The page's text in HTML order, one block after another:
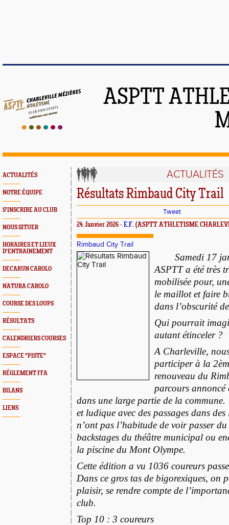
ASPTT
ACTUALITÉS
NOTRE ÉQUIPE
S'INSCRIRE AU CLUB
NOUS SITUER
HORAIRES ET LIEUX
D'ENTRAINEMENT
DECARUN CAROLO
NATURA CAROLO
COURSE DES LOUPS
RÉSULTATS
CALENDRIERS COURSES
ESPACE "PISTE"
RÉGLEMENT FFA
BILANS
LIENS
ACTUALITÉS
Résultats Rimbaud City Trail
Tweet
24 Janvier 2026 - E.F. (ASPTT ATHLETISME
Rimbaud City Trail
Samedi 17
ASPTT a été très
mobilisée pour,
le maillot et faire
dans l’obscurité
Qui pourrait
autant étinceler ?
A Charleville,
participer à la
renouveau du
parcours
dans une large partie de la
et ludique avec des passages dans
n’ont pas l’habitude de voir passer
backstages du théâtre municipal ou
la piscine du Mont Olympe.
Cette édition a vu 1036 coureurs
Dans ce gros tas de bigorexiques, on
plaisir, se rendre compte de
club.
Top 10 : 3 coureurs